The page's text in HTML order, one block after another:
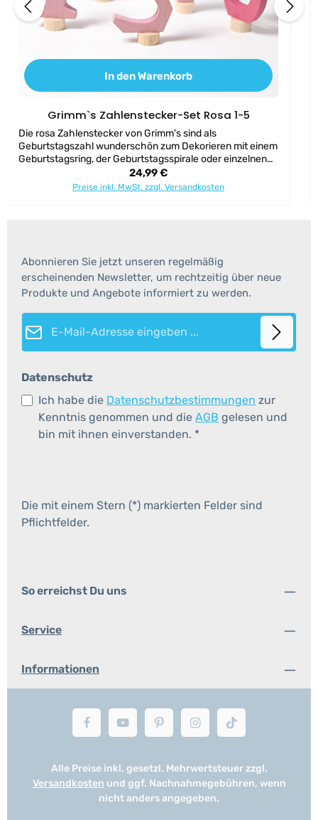
In den Warenkorb
Grimm`s Zahlenstecker-Set Rosa 1-5
Die rosa Zahlenstecker von Grimm's sind als
Geburtstagszahl wunderschön zum Dekorieren mit einem
Geburtstagsring, der Geburtstagsspirale oder einzelnen
Lebenslichtern auf dem Geburtstagtisch. Die Zahlen
können auch auf dem Jahreszeitentisch für den
Regulärer Preis:
24,99 €
Preise inkl. MwSt. zzgl. Versandkosten
Abonnieren Sie jetzt unseren regelmäßig
erscheinenden Newsletter, um rechtzeitig über neue
Produkte und Angebote informiert zu werden.
E-Mail-Adresse*
Datenschutz
Ich habe die Datenschutzbestimmungen zur
Kenntnis genommen und die AGB gelesen und
bin mit ihnen einverstanden. *
Die mit einem Stern (*) markierten Felder sind
Pflichtfelder.
So erreichst Du uns
Service
Informationen
Alle Preise inkl. gesetzl. Mehrwertsteuer zzgl.
Versandkosten und ggf. Nachnahmegebühren, wenn
nicht anders angegeben.